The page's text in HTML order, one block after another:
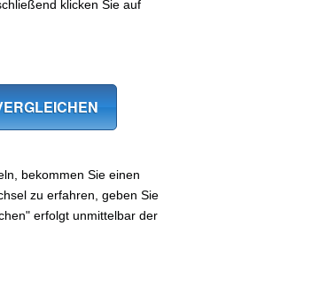
klicken Sie auf
bekommen Sie einen
zu erfahren, geben Sie
erfolgt unmittelbar der